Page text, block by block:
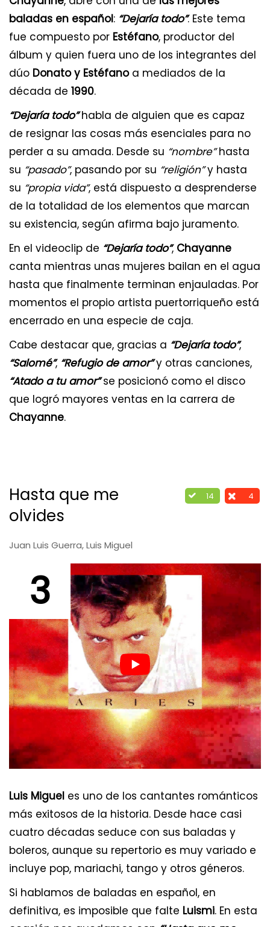
baladas en español: “Dejaría todo”. Este tema
fue compuesto por Estéfano, productor del
álbum y quien fuera uno de los integrantes del
dúo Donato y Estéfanoa mediados de la
década de 1990.
“Dejaría todo”habla de alguien que es capaz
de resignar las cosas más esenciales para no
perder a su amada. Desde su “nombre”hasta
su “pasado”, pasando por su “religión”y hasta
su “propia vida”, está dispuesto a desprenderse
de la totalidad de los elementos que marcan
su existencia, según afirma bajo juramento.
En el videoclip de “Dejaría todo”, Chayanne
canta mientras unas mujeres bailan en el agua
hasta que finalmente terminan enjauladas. Por
momentos el propio artista puertorriqueño está
encerrado en una especie de caja.
Cabe destacar que, gracias a “Dejaría todo”,
“Salomé”, “Refugio de amor”y otras canciones,
“Atado a tu amor”se posicionó como el disco
que logró mayores ventas en la carrera de
Chayanne.
14 4
Hasta que me
olvides
Juan Luis Guerra, Luis Miguel
3
Luis Miguel es uno de los cantantes románticos
más exitosos de la historia. Desde hace casi
cuatro décadas seduce con sus baladas y
boleros, aunque su repertorio es muy variado e
incluye pop, mariachi, tango y otros géneros.
Si hablamos de baladas en español, en
definitiva, es imposible que falte Luismi. En esta